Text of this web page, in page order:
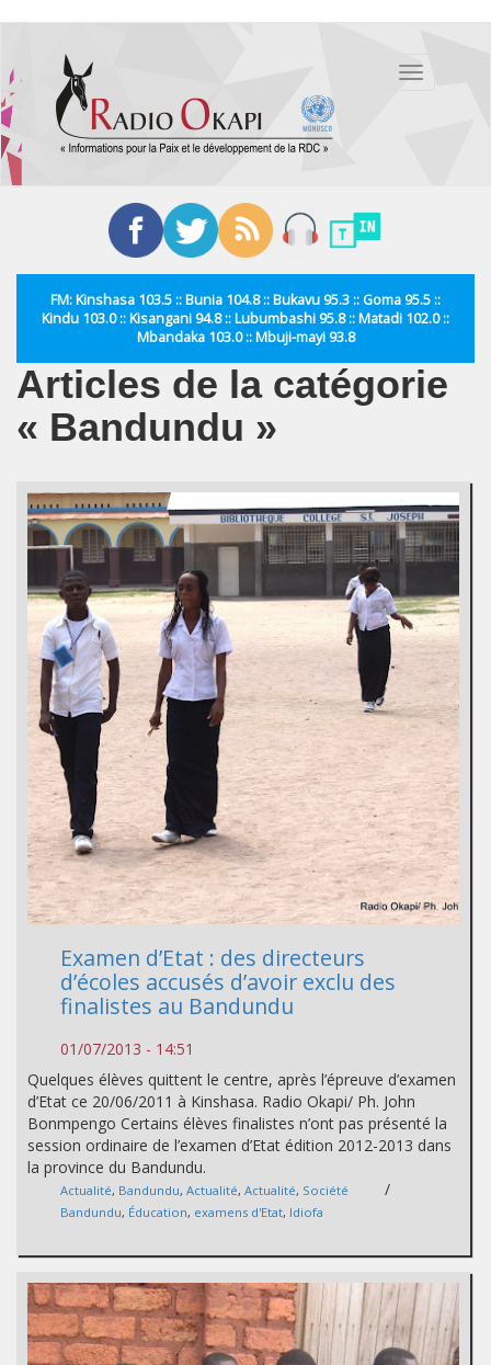
contenu
principal
Toggle
FM: Kinshasa 103.5 :: Bunia 104.8 :: Bukavu 95.3 :: Goma 95.5 ::
Kindu 103.0 :: Kisangani 94.8 :: Lubumbashi 95.8 :: Matadi 102.0 ::
Mbandaka 103.0 :: Mbuji-mayi 93.8
Articles de la catégorie
« Bandundu »
Examen d’Etat : des directeurs
d’écoles accusés d’avoir exclu des
finalistes au Bandundu
01/07/2013 - 14:51
Quelques élèves quittent le centre, après l’épreuve d’examen
d’Etat ce 20/06/2011 à Kinshasa. Radio Okapi/ Ph. John
Bonmpengo Certains élèves finalistes n’ont pas présenté la
session ordinaire de l’examen d’Etat édition 2012-2013 dans
la province du Bandundu.
Actualité, Bandundu, Actualité, Actualité, Société /
Bandundu, Éducation, examens d'Etat, Idiofa